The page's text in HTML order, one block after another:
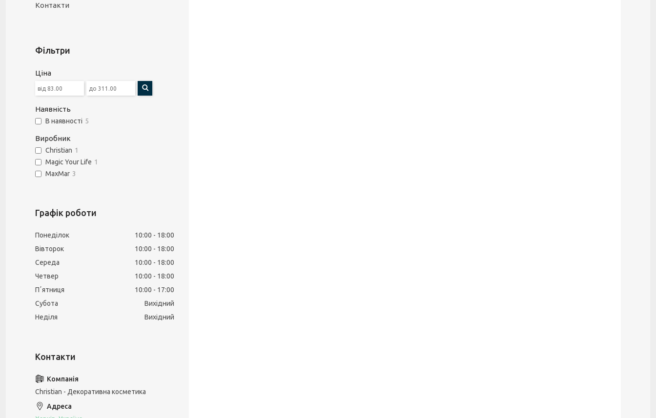
Контакти
Фільтри
Ціна
Наявність
В наявності 5
Виробник
Christian 1
Magic Your Life 1
MaxMar 3
Графік роботи
Понеділок 10:00
18:00
Вівторок
10:00
18:00
Середа
10:00
18:00
Четвер
10:00
18:00
Пʼятниця
10:00
17:00
Субота
Вихідний
Неділя
Вихідний
Christian - Декоративна косметика